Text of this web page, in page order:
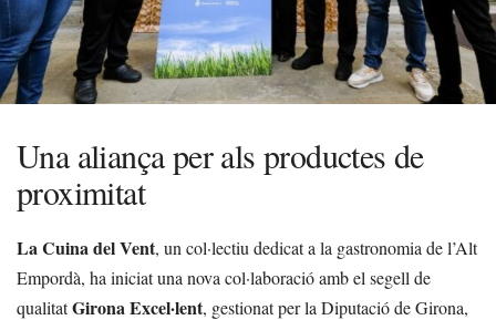
Una aliança per als productes de
proximitat
La Cuina del Vent, un col·lectiu dedicat a la gastronomia de l’Alt
Empordà, ha iniciat una nova col·laboració amb el segell de
qualitatGirona Excel·lent, gestionat per la Diputació de Girona,